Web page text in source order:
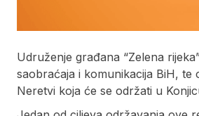
Udruženje građana “Zelena
saobraćaja i komunikacija BiH,
Neretvi koja će se održati u